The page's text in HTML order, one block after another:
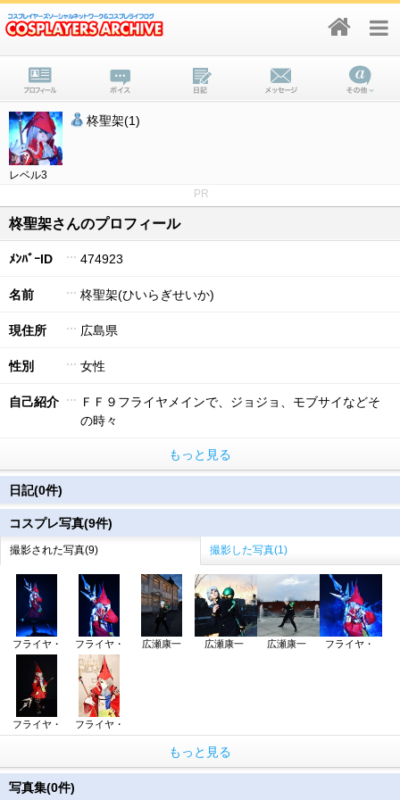
レベル3
柊聖架(1)
PR
柊聖架さんのプロフィール
ﾒﾝﾊﾞｰID 474923
名前 柊聖架(ひいらぎせいか)
現住所 広島県
性別 女性
自己紹介
ＦＦ９フライヤメインで、ジョジョ、モブサイなどそ
の時々
もっと見る
日記(0件)
コスプレ写真(9件)
撮影された写真(9) 撮影した写真(1)
フライヤ・ フライヤ・ 広瀬康一 広瀬康一 広瀬康一 フライヤ・
フライヤ・ フライヤ・
もっと見る
写真集(0件)